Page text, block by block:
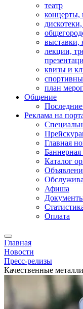
театр
концерты,
выставки,
лекции,
квизы и
план
Общение
Реклама на
Главная
Баннерная
Каталог
Афиша
Оплата
Главная
Новости
Пресс-релизы
Качественные